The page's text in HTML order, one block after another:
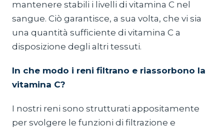
mantenere stabili i livelli di vitamina C nel
sangue. Ciò garantisce, a sua volta, che vi sia
una quantità sufficiente di vitamina C a
disposizione degli altri tessuti.
In che modo i reni filtrano e riassorbono la
vitamina C?
I nostri reni sono strutturati appositamente
per svolgere le funzioni di filtrazione e